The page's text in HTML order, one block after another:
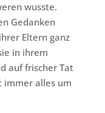
wusste.
Gedanken
Eltern ganz
in ihrem
auf frischer Tat
immer alles um